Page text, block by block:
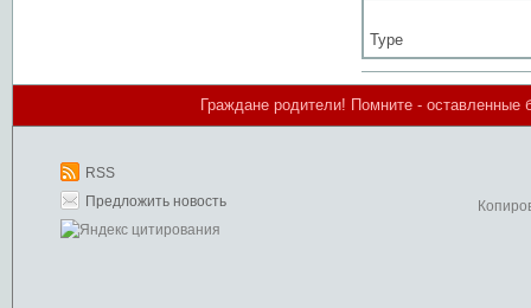
Type
Граждане родители! Помните - оставленные
RSS
Предложить новость